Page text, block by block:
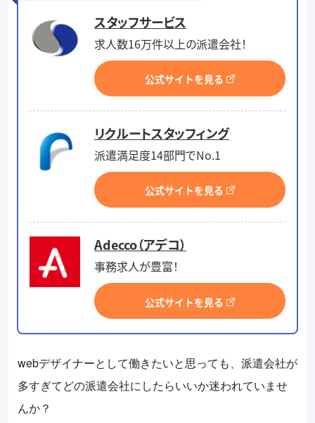
スタッフサービス
求人数16万件以上の派遣会社！
公式サイトを見る
リクルートスタッフィング
派遣満足度14部門でNo.1
公式サイトを見る
Adecco（アデコ）
事務求人が豊富！
公式サイトを見る
webデザイナーとして働きたいと思っても、派遣会社が
多すぎてどの派遣会社にしたらいいか迷われていませ
んか？